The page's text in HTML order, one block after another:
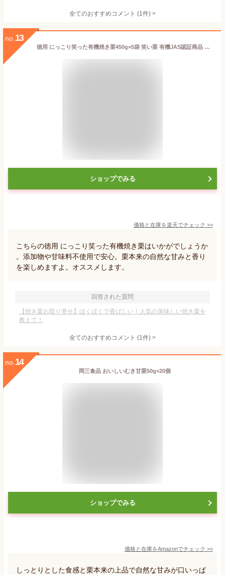
全てのおすすめコメント (1件) >
no. 13
徳用 にっこり笑った有機焼き栗450g×5袋 笑い栗 有機JAS認証商品 割りやすい切れ目が入って栗がニコニコ笑っている有機の焼栗です。75g×6袋の小分け商品なので、おやつとして持ち運びにも便利です。 株式会社栗山商事 栗 有機笑い栗 送料無料 お得セット
ショップでみる
価格と在庫を楽天でチェック >>
こちらの徳用 にっこり笑った有機焼き栗はいかがでしょうか
。添加物や甘味料不使用で安心。栗本来の自然な甘みと香り
を楽しめますよ。オススメします。
回答された質問
【焼き栗お取り寄せ】ほくほくで香ばしい！人気の美味しい焼き栗を
教えて！
全てのおすすめコメント (1件) >
no. 14
岡三食品 おいしいむき甘栗50g×20個
ショップでみる
価格と在庫をAmazonでチェック >>
しっとりとした食感と栗本来の上品で自然な甘みが口いっぱ